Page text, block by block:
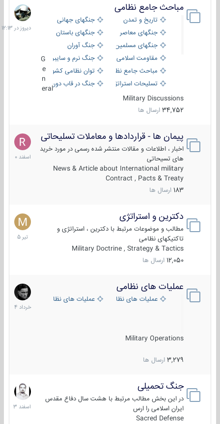
مباحث جامع نظامی
تاریخ و تمدن
جنگهای جهانی
جنگهای معاصر
جنگهای باستان
جنگهای مسلمین
جنگ آوران
مقاومت اسلامی
جنگ نرم و سایبری
مباحث جامع نظامی
توان نظامی کشورها
تسلیحات استراتژیک
جنگ در قاب دوربین
eral
Military Discussions
34,752 ارسال ها
دیروز
در
12:13
پیمان ها - قراردادها و معاملات تسلیحاتی
اخبار ، اطلاعات و مقالات منتشر شده رسمی در مورد خرید
های تسیحاتی
News & Article about International military
Contract , Pacts & Treaty
183 ارسال ها
7
اسفند
1400
دکترین و استراتژی
مطالب و موضوعات مرتبط با دکترین ، استراتژی و
تاکتیکهای نظامی
Military Doctrine , Strategy & Tactics
12,050 ارسال ها
27
تیر
1405
عملیات های نظامی
عملیات های نظامی ایرانعملیات های نظامی خارجی
Military Operations
3,279 ارسال ها
5
خرداد
1404
جنگ تحمیلی
در این بخش مطالب مرتبط با هشت سال دفاع مقدس
ایران اسلامی را ارس
Sacred Defense
20
اسفند
1403